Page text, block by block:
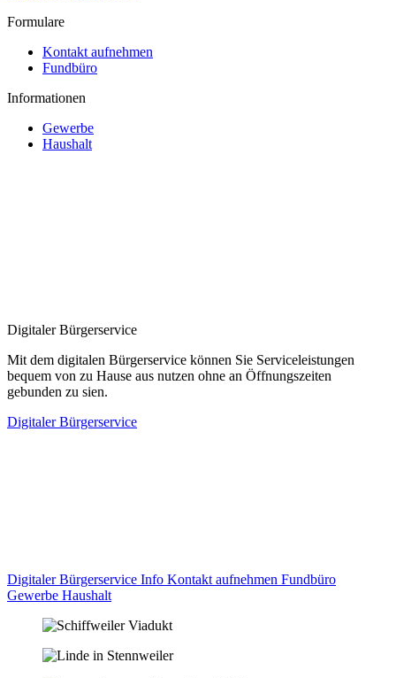
Formulare
Kontakt aufnehmen
Fundbüro
Informationen
Gewerbe
Haushalt
Digitaler Bürgerservice
Mit dem digitalen Bürgerservice können Sie Serviceleistungen
bequem von zu Hause aus nutzen ohne an Öffnungszeiten
gebunden zu sien.
Digitaler Bürgerservice
Digitaler Bürgerservice Info Kontakt aufnehmen Fundbüro
Gewerbe Haushalt